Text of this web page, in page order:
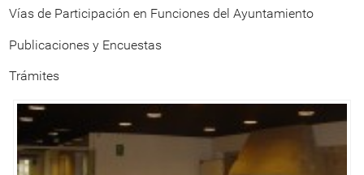
Vías de Participación en Funciones del Ayuntamiento
Publicaciones y Encuestas
Trámites